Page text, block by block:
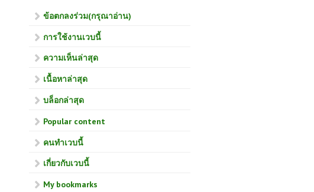
ข้อตกลงร่วม(กรุณาอ่าน)
การใช้งานเวบนี้
ความเห็นล่าสุด
เนื้อหาล่าสุด
บล็อกล่าสุด
Popular content
คนทำเวบนี้
เกี่ยวกับเวบนี้
My bookmarks